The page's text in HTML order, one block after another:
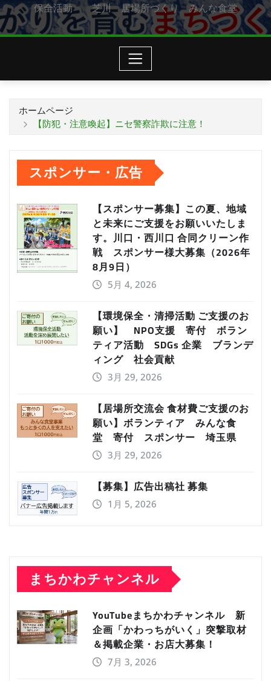
保全活動 芝川 居場所づくり みんな食堂
ホームページ
【防犯・注意喚起】ニセ警察詐欺に注意！
スポンサー・広告
【スポンサー募集】この夏、地域
と未来にご支援をお願いいたしま
す。川口・西川口 合同クリーン作
戦 スポンサー様大募集（2026年
8月9日）
5月 4, 2026
【環境保全・清掃活動 ご支援のお
願い】 NPO支援 寄付 ボラン
ティア活動 SDGs 企業 ブランデ
ィング 社会貢献
3月 29, 2026
【居場所交流会 食材費ご支援のお
願い】ボランティア みんな食
堂 寄付 スポンサー 埼玉県
3月 29, 2026
【募集】広告出稿社 募集
1月 5, 2026
まちかわチャンネル
YouTubeまちかわチャンネル 新
企画「かわっちがいく」突撃取材
＆掲載企業・お店大募集！
7月 3, 2026